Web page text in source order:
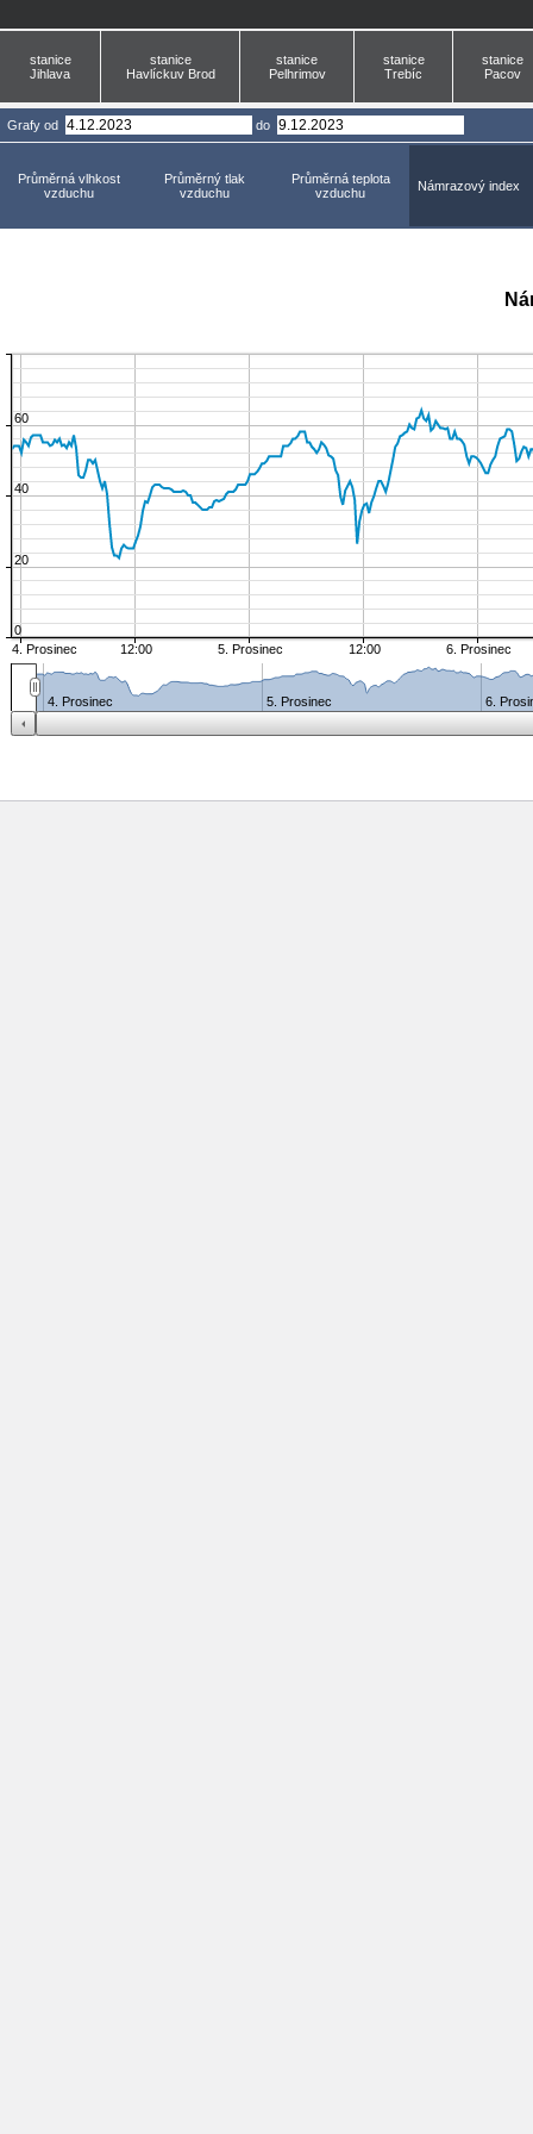
stanice
Jihlava
stanice
Havlíckuv Brod
stanice
Pelhrimov
stanice
Trebíc
stanice
Pacov
Grafy od do
Průměrná vlhkost
vzduchu
Průměrný tlak
vzduchu
Průměrná teplota
vzduchu
Námrazový index
4. Prosinec 12:00 5. Prosinec 12:00 6. Prosinec
0
20
40
60
4. Prosinec 5. Prosinec 6.